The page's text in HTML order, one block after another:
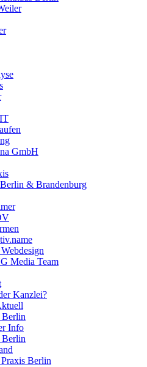
GmbH
& Brandenburg
Media Team
Kanzlei?
Berlin
Info
Berlin
Berlin